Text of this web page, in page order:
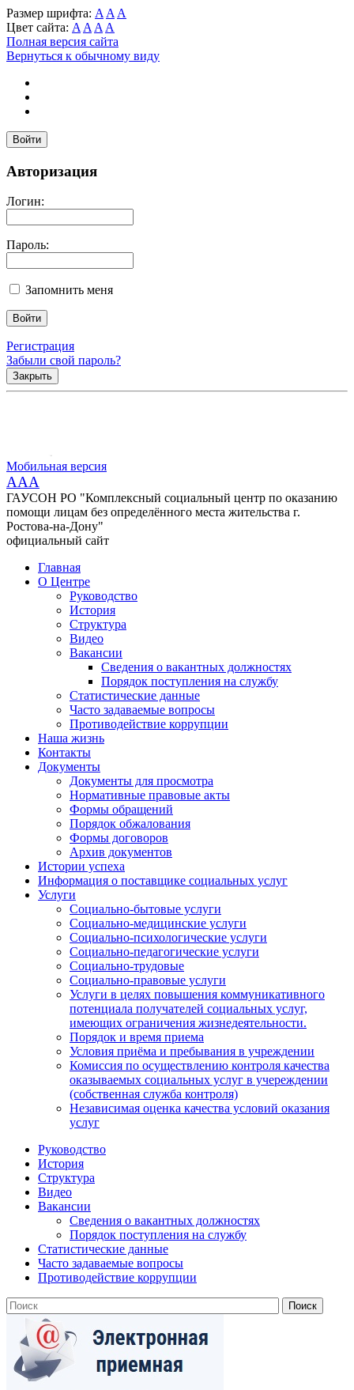
Размер шрифта: A A A
Цвет сайта: A A A A
Полная версия сайта
Вернуться к обычному виду
Войти
Авторизация
Логин:
Пароль:
Запомнить меня
Регистрация
Забыли свой пароль?
Закрыть
Мобильная версия
AAA
ГАУСОН РО "Комплексный социальный центр по оказанию
помощи лицам без определённого места жительства г.
Ростова-на-Дону"
официальный сайт
Главная
О Центре
Руководство
История
Структура
Видео
Вакансии
Сведения о вакантных должностях
Порядок поступления на службу
Статистические данные
Часто задаваемые вопросы
Противодействие коррупции
Наша жизнь
Контакты
Документы
Документы для просмотра
Нормативные правовые акты
Формы обращений
Порядок обжалования
Формы договоров
Архив документов
Истории успеха
Информация о поставщике социальных услуг
Услуги
Социально-бытовые услуги
Социально-медицинские услуги
Социально-психологические услуги
Социально-педагогические услуги
Социально-трудовые
Социально-правовые услуги
Услуги в целях повышения коммуникативного
потенциала получателей социальных услуг,
имеющих ограничения жизнедеятельности.
Порядок и время приема
Условия приёма и пребывания в учреждении
Комиссия по осуществлению контроля качества
оказываемых социальных услуг в учереждении
(собственная служба контроля)
Независимая оценка качества условий оказания
услуг
Руководство
История
Структура
Видео
Вакансии
Сведения о вакантных должностях
Порядок поступления на службу
Статистические данные
Часто задаваемые вопросы
Противодействие коррупции